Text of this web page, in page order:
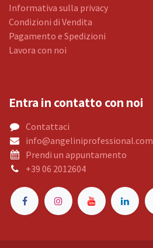
Informativa sulla privacy
Condizioni di Vendita
Pagamento e Spedizioni
Lavora con noi
Entra in contatto con noi
Contattaci
info@angeliniprofessional.com
Prendi un appuntamento
+39 06 2012604